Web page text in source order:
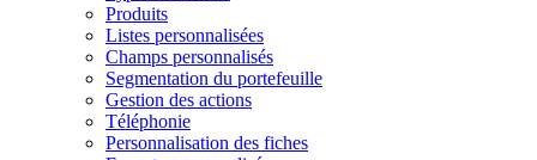
Produits
Listes personnalisées
Champs personnalisés
Segmentation du portefeuille
Gestion des actions
Téléphonie
Personnalisation des fiches